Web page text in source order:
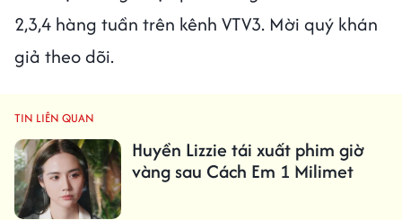
2,3,4 hàng tuần trên kênh VTV3. Mời quý khán
giả theo dõi.
TIN LIÊN QUAN
Huyền Lizzie tái xuất phim giờ
vàng sau Cách Em 1 Milimet